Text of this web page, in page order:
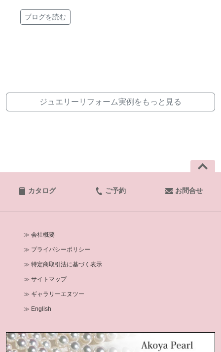
ブログを読む
ジュエリーリフォーム実例をもっと見る
カタログ ご予約 お問合せ
≫ 会社概要
≫ プライバシーポリシー
≫ 特定商取引法に基づく表示
≫ サイトマップ
≫ ギャラリーエヌツー
≫ English